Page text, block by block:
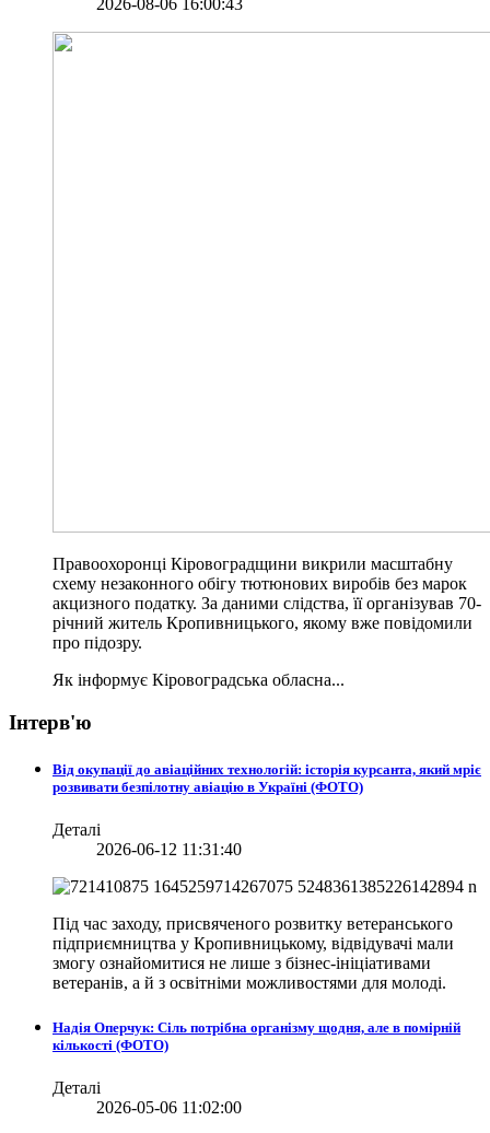
Правоохоронці Кіровоградщини викрили масштабну
схему незаконного обігу тютюнових виробів без марок
акцизного податку. За даними слідства, її організував 70-
річний житель Кропивницького, якому вже повідомили
про підозру.
Як інформує Кіровоградська обласна...
Інтерв'ю
Від окупації до авіаційних технологій: історія курсанта, який мріє
розвивати безпілотну авіацію в Україні (ФОТО)
Деталі
2026-06-12 11:31:40
Під час заходу, присвяченого розвитку ветеранського
підприємництва у Кропивницькому, відвідувачі мали
змогу ознайомитися не лише з бізнес-ініціативами
ветеранів, а й з освітніми можливостями для молоді.
Надія Оперчук: Сіль потрібна організму щодня, але в помірній
кількості (ФОТО)
Деталі
2026-05-06 11:02:00